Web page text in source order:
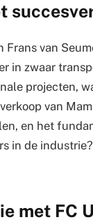
Frans van
in zwaar
projecten,
van
en het
in de
met FC